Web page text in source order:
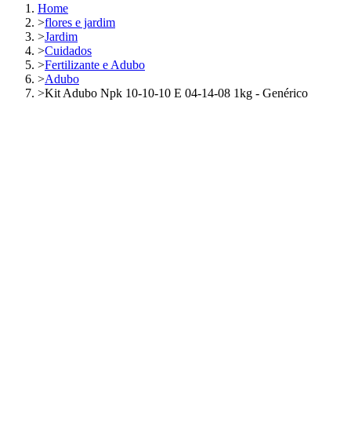
Home
>flores e jardim
>Jardim
>Cuidados
>Fertilizante e Adubo
>Adubo
>Kit Adubo Npk 10-10-10 E 04-14-08 1kg - Genérico